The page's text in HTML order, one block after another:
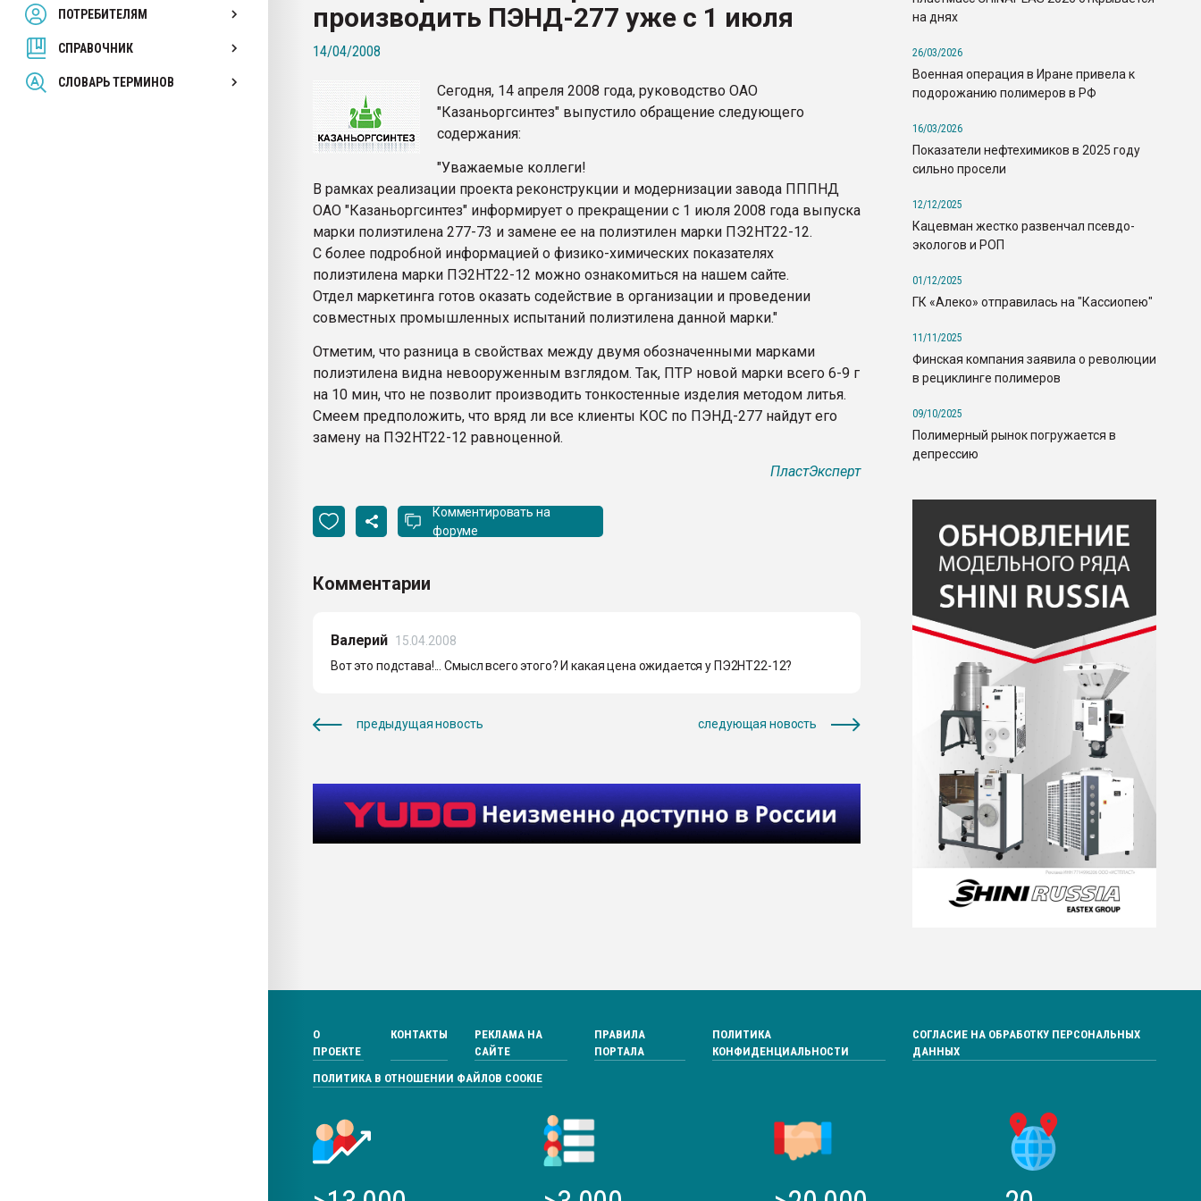
ПОТРЕБИТЕЛЯМ
СПРАВОЧНИК
СЛОВАРЬ ТЕРМИНОВ
Armaloy PC/ABS-1IM черный цвет
производить ПЭНД-277 уже с 1 июля
14/04/2008
Сегодня, 14 апреля 2008 года, руководство ОАО
"Казаньоргсинтез" выпустило обращение следующего
содержания:
"Уважаемые коллеги!
В рамках реализации проекта реконструкции и модернизации завода ПППНД
ОАО "Казаньоргсинтез" информирует о прекращении с 1 июля 2008 года выпуска
марки полиэтилена 277-73 и замене ее на полиэтилен марки ПЭ2НТ22-12.
С более подробной информацией о физико-химических показателях
полиэтилена марки ПЭ2НТ22-12 можно ознакомиться на нашем сайте.
Отдел маркетинга готов оказать содействие в организации и проведении
совместных промышленных испытаний полиэтилена данной марки."
Отметим, что разница в свойствах между двумя обозначенными марками
полиэтилена видна невооруженным взглядом. Так, ПТР новой марки всего 6-9 г
на 10 мин, что не позволит производить тонкостенные изделия методом литья.
Смеем предположить, что вряд ли все клиенты КОС по ПЭНД-277 найдут его
замену на ПЭ2НТ22-12 равноценной.
ПластЭксперт
Комментировать на
форуме
Комментарии
Валерий 15.04.2008
Вот это подстава!... Смысл всего этого? И какая цена ожидается у ПЭ2НТ22-12?
предыдущая новость следующая новость
на днях
26/03/2026
Военная операция в Иране привела к
подорожанию полимеров в РФ
16/03/2026
Показатели нефтехимиков в 2025 году
сильно просели
12/12/2025
Кацевман жестко развенчал псевдо-
экологов и РОП
01/12/2025
ГК «Алеко» отправилась на "Кассиопею"
11/11/2025
Финская компания заявила о революции
в рециклинге полимеров
09/10/2025
Полимерный рынок погружается в
депрессию
О
ПРОЕКТЕ
КОНТАКТЫ
РЕКЛАМА НА
САЙТЕ
ПРАВИЛА
ПОРТАЛА
ПОЛИТИКА
КОНФИДЕНЦИАЛЬНОСТИ
СОГЛАСИЕ НА ОБРАБОТКУ ПЕРСОНАЛЬНЫХ
ДАННЫХ
ПОЛИТИКА В ОТНОШЕНИИ ФАЙЛОВ COOKIE